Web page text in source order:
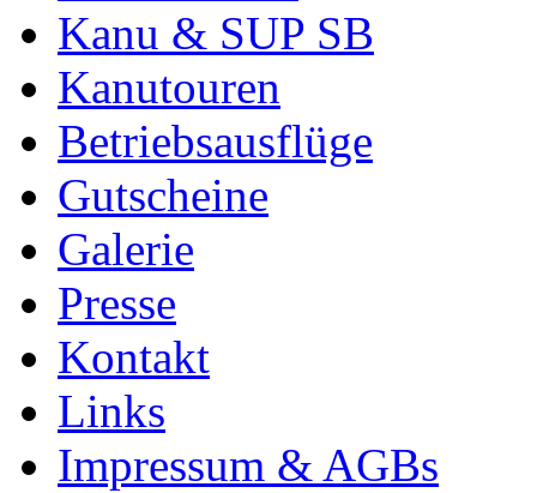
Kanu & SUP SB
Kanutouren
Betriebsausflüge
Gutscheine
Galerie
Presse
Kontakt
Links
Impressum & AGBs